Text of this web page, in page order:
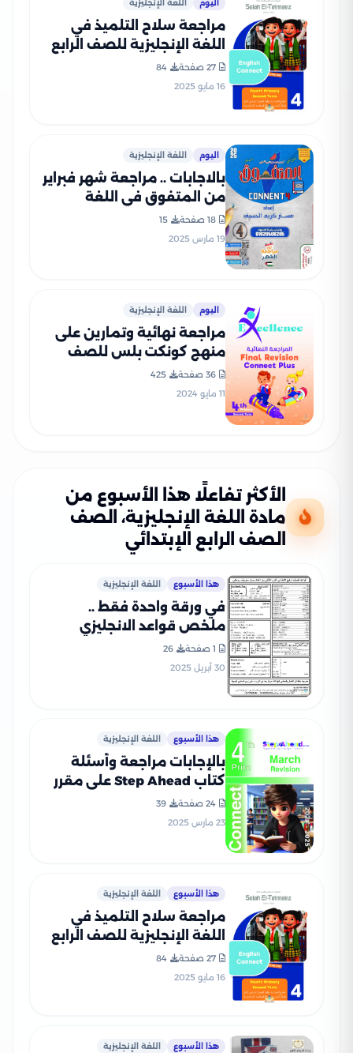
اليوم اللغة الإنجليزية
مراجعة سلاح التلميذ في
اللغة الإنجليزية للصف الرابع
بالاجابات
27 صفحة
84
16 مايو 2025
اليوم اللغة الإنجليزية
بالاجابات .. مراجعة شهر فبراير
من المتفوق في اللغة
18 صفحة
15
19 مارس 2025
اليوم اللغة الإنجليزية
مراجعة نهائية وتمارين على
منهج كونكت بلس للصف
الرابع الابتدائي الفصل
الدراسي الثاني
36 صفحة
425
11 مايو 2024
الأكثر تفاعلًا هذا الأسبوع من
مادة اللغة الإنجليزية، الصف
الصف الرابع الإبتدائي
هذا الأسبوع اللغة الإنجليزية
في ورقة واحدة فقط ..
ملخص قواعد الانجليزي
لرابعة ابتدائي الترم الثاني
بصيغة PDF
1 صفحة
26
30 أبريل 2025
هذا الأسبوع اللغة الإنجليزية
بالإجابات مراجعة وأسئلة
كتاب Step Ahead على مقرر
رابعة ابتدائي
24 صفحة
39
23 مارس 2025
هذا الأسبوع اللغة الإنجليزية
مراجعة سلاح التلميذ في
اللغة الإنجليزية للصف الرابع
بالاجابات
27 صفحة
84
16 مايو 2025
هذا الأسبوع اللغة الإنجليزية